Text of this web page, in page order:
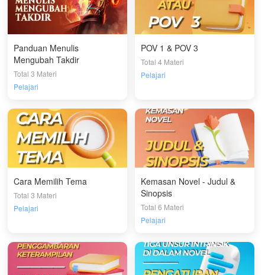
Panduan Menulis
Mengubah Takdir
Total 3 Materi
Pelajari
POV 1 & POV 3
Total 4 Materi
Pelajari
Cara Memilih Tema
Total 3 Materi
Pelajari
Kemasan Novel - Judul &
Sinopsis
Total 6 Materi
Pelajari